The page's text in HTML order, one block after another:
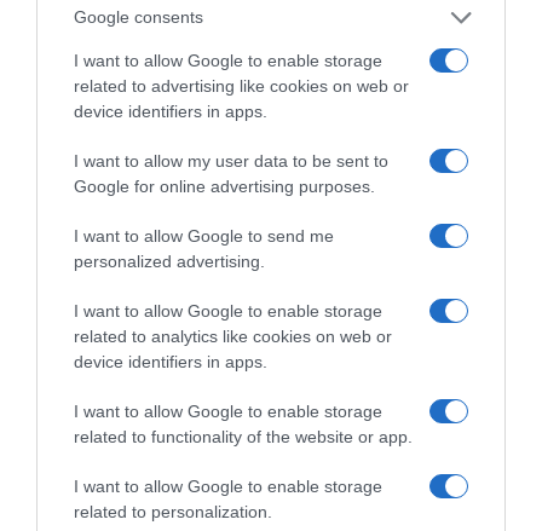
Google consents
I want to allow Google to enable storage
related to advertising like cookies on web or
device identifiers in apps.
I want to allow my user data to be sent to
Google for online advertising purposes.
I want to allow Google to send me
personalized advertising.
I want to allow Google to enable storage
related to analytics like cookies on web or
device identifiers in apps.
I want to allow Google to enable storage
related to functionality of the website or app.
I want to allow Google to enable storage
related to personalization.
το ελληνικό καλοκαίρι και ένας
πολιτισμός που μας ενώνει κάθε μέρα.
ΌΣΑ ΧΡΕΙΆΖΕΣΑΙ
ΡΟΗ ΕΙΔΗΣΕΩΝ
ΥΠΕΞ!
Ψυχρολουσία στην Τούμπα: Ο ΠΑΟΚ πλήρωσε το
«μπλακ άουτ» των 17 δευτερολέπτων και τρέχει για
την ανατροπή στο Βέλγιο
αγώνα (OPEN)